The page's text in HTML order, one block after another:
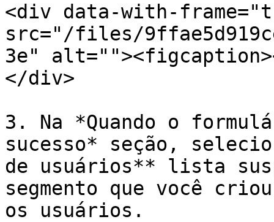
<div data-with-
src="/files/
3e"
</div>
3. Na *Quando o
sucesso* seção,
de usuários** lista
segmento que você
os usuários.